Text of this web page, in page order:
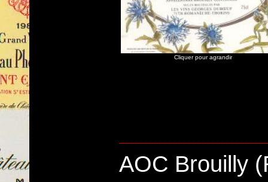
Cliquer pour agrandir
AOC Brouilly